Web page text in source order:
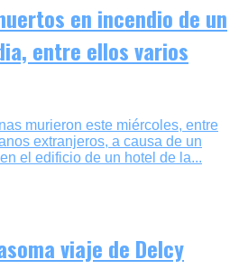
en incendio de un
entre ellos varios
murieron este miércoles, entre
extranjeros, a causa de un
el edificio de un hotel de la...
viaje de Delcy